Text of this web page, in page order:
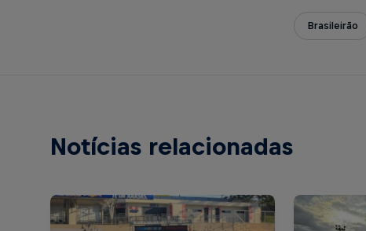
Brasileirão
Notícias relacionadas